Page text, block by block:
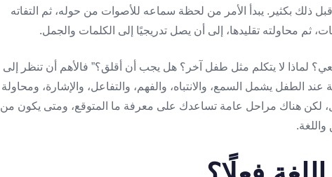
قبل ذلك بكثير. يبدأ الأمر من لحظة سماعه للأصوات من حوله، ثم التفاته
ثم محاولته تقليدها، إلى أن يصل تدريجيًا إلى الكلمات والجمل.
لماذا لا يتكلم مثل طفل آخر؟ هل يجب أن أقلق؟” فالأهم أن تنظر إلى
الطفل يشمل السمع، والانتباه، والفهم، والتفاعل، والإشارة، ومحاولة
لكن هناك مراحل عامة تساعدك على معرفة ما المتوقع، ومتى يكون من